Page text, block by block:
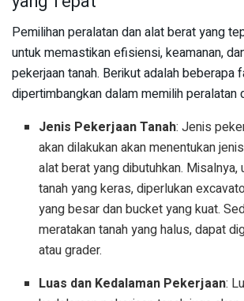
Pemilihan peralatan dan alat berat yang
untuk memastikan efisiensi, keamanan,
pekerjaan tanah. Berikut adalah beberapa
dipertimbangkan dalam memilih peralatan
Jenis Pekerjaan Tanah: Jenis
akan dilakukan akan menentukan
alat berat yang dibutuhkan. Misalnya,
tanah yang keras, diperlukan
yang besar dan bucket yang kuat.
meratakan tanah yang halus, dapat
atau grader.
Luas dan Kedalaman Pekerjaan: